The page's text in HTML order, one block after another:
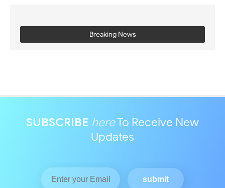
Breaking News
SUBSCRIBE hereTo Receive New
Updates